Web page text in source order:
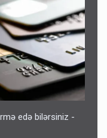
edə bilərsiniz -